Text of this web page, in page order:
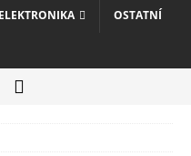
ELEKTRONIKA OSTATNÍ